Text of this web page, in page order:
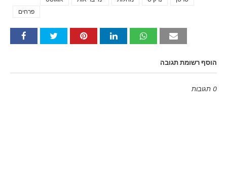
פרחים
הוסף רשומת תגובה
0 תגובות